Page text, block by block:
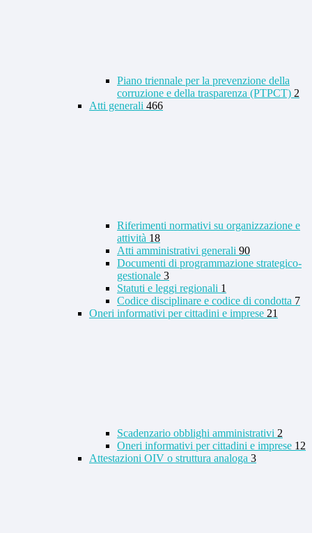
Piano triennale per la prevenzione della
corruzione e della trasparenza (PTPCT) 2
Atti generali 466
Riferimenti normativi su organizzazione e
attività 18
Atti amministrativi generali 90
Documenti di programmazione strategico-
gestionale 3
Statuti e leggi regionali 1
Codice disciplinare e codice di condotta 7
Oneri informativi per cittadini e imprese 21
Scadenzario obblighi amministrativi 2
Oneri informativi per cittadini e imprese 12
Attestazioni OIV o struttura analoga 3